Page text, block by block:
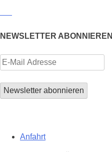
NEWSLETTER ABONNIEREN
Anfahrt